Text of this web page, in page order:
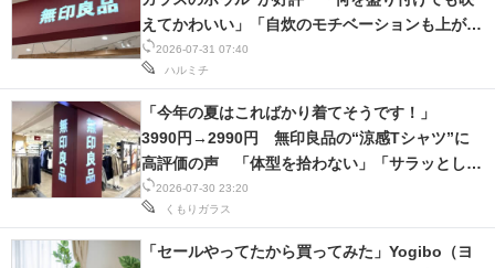
2026-07-31 07:40
ハルミチ
えてかわいい」「自炊のモチベーションも上がり
ました」
2026-07-30 23:20
くもりガラス
「今年の夏はこればかり着てそうです！」
3990円→2990円 無印良品の“涼感Tシャツ”に
高評価の声 「体型を拾わない」「サラッとした
着心地◎」
「セールやってたから買ってみた」Yogibo（ヨ